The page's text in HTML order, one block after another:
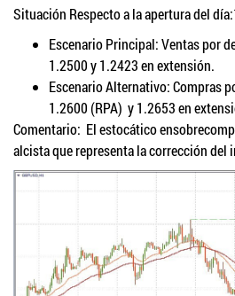
Situación Respecto a la apertura del
Escenario Principal: Ventas por
1.2500 y 1.2423 en extensión.
Escenario Alternativo: Compras
1.2600 (RPA) y 1.2653 en
Comentario: El estocático
alcista que representa la corrección del